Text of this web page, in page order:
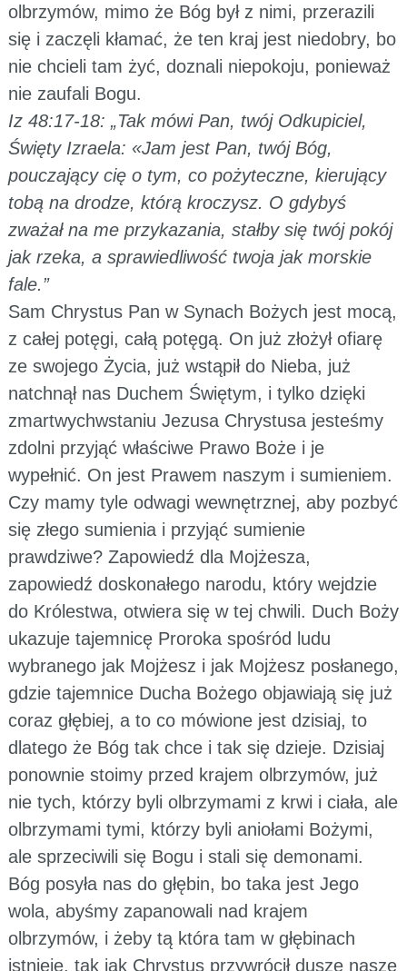
olbrzymów, mimo że Bóg był z nimi, przerazili
się i zaczęli kłamać, że ten kraj jest niedobry, bo
nie chcieli tam żyć, doznali niepokoju, ponieważ
nie zaufali Bogu.
Iz 48:17-18: „Tak mówi Pan, twój Odkupiciel,
Święty Izraela: «Jam jest Pan, twój Bóg,
pouczający cię o tym, co pożyteczne, kierujący
tobą na drodze, którą kroczysz. O gdybyś
zważał na me przykazania, stałby się twój pokój
jak rzeka, a sprawiedliwość twoja jak morskie
fale.”
Sam Chrystus Pan w Synach Bożych jest mocą,
z całej potęgi, całą potęgą. On już złożył ofiarę
ze swojego Życia, już wstąpił do Nieba, już
natchnął nas Duchem Świętym, i tylko dzięki
zmartwychwstaniu Jezusa Chrystusa jesteśmy
zdolni przyjąć właściwe Prawo Boże i je
wypełnić. On jest Prawem naszym i sumieniem.
Czy mamy tyle odwagi wewnętrznej, aby pozbyć
się złego sumienia i przyjąć sumienie
prawdziwe? Zapowiedź dla Mojżesza,
zapowiedź doskonałego narodu, który wejdzie
do Królestwa, otwiera się w tej chwili. Duch Boży
ukazuje tajemnicę Proroka spośród ludu
wybranego jak Mojżesz i jak Mojżesz posłanego,
gdzie tajemnice Ducha Bożego objawiają się już
coraz głębiej, a to co mówione jest dzisiaj, to
dlatego że Bóg tak chce i tak się dzieje. Dzisiaj
ponownie stoimy przed krajem olbrzymów, już
nie tych, którzy byli olbrzymami z krwi i ciała, ale
olbrzymami tymi, którzy byli aniołami Bożymi,
ale sprzeciwili się Bogu i stali się demonami.
Bóg posyła nas do głębin, bo taka jest Jego
wola, abyśmy zapanowali nad krajem
olbrzymów, i żeby tą która tam w głębinach
istnieje, tak jak Chrystus przywrócił dusze nasze